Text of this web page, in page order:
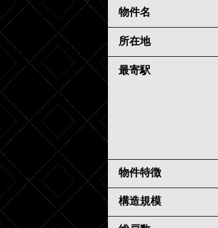
物件名
所在地
最寄駅
物件特徴
構造規模